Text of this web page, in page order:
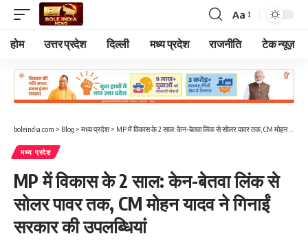
Font
Resizer
Aa
होम उत्तर प्रदेश दिल्ली मध्य प्रदेश राजनीति टेक न्यूज़
boleindia.com > Blog > मध्य प्रदेश> MP में विकास के 2 साल: केन-बेतवा लिंक से सोलर पावर तक, CM मोहन यादव ने गिनाईं सरकार की उपलब्धियां
मध्य प्रदेश
MP में विकास के 2 साल: केन-बेतवा लिंक से
सोलर पावर तक, CM मोहन यादव ने गिनाईं
सरकार की उपलब्धियां